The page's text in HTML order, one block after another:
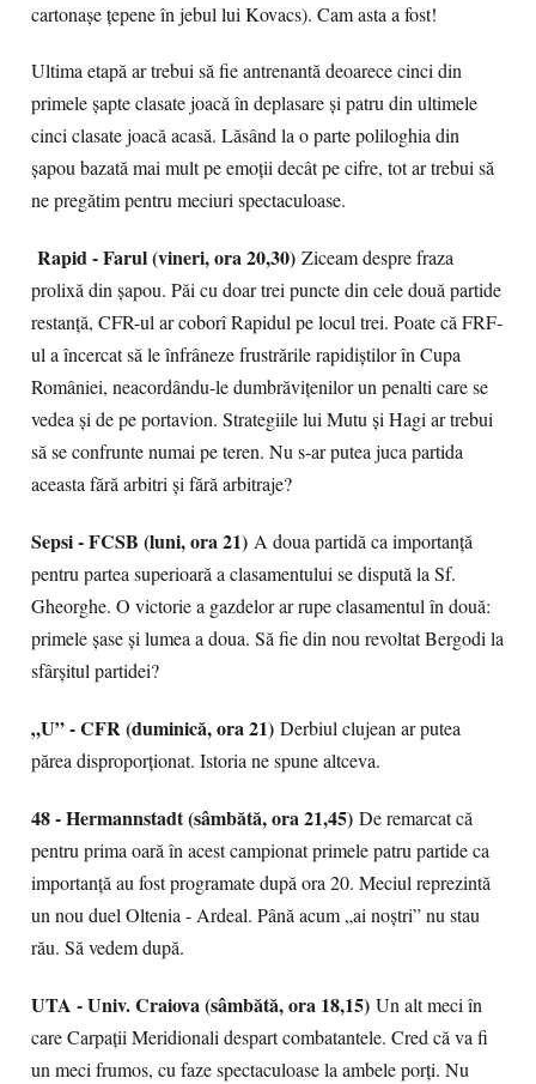
cartonașe țepene în jebul lui Kovacs). Cam asta a fost!
Ultima etapă ar trebui să fie antrenantă deoarece cinci din
primele șapte clasate joacă în deplasare și patru din ultimele
cinci clasate joacă acasă. Lăsând la o parte poliloghia din
șapou bazată mai mult pe emoții decât pe cifre, tot ar trebui să
ne pregătim pentru meciuri spectaculoase.
Rapid - Farul (vineri, ora 20,30) Ziceam despre fraza
prolixă din șapou. Păi cu doar trei puncte din cele două partide
restanță, CFR-ul ar coborî Rapidul pe locul trei. Poate că FRF-
ul a încercat să le înfrâneze frustrările rapidiștilor în Cupa
României, neacordându-le dumbrăvițenilor un penalti care se
vedea și de pe portavion. Strategiile lui Mutu și Hagi ar trebui
să se confrunte numai pe teren. Nu s-ar putea juca partida
aceasta fără arbitri și fără arbitraje?
Sepsi - FCSB (luni, ora 21) A doua partidă ca importanță
pentru partea superioară a clasamentului se dispută la Sf.
Gheorghe. O victorie a gazdelor ar rupe clasamentul în două:
primele șase și lumea a doua. Să fie din nou revoltat Bergodi la
sfârșitul partidei?
„U” - CFR (duminică, ora 21) Derbiul clujean ar putea
părea disproporționat. Istoria ne spune altceva.
48 - Hermannstadt (sâmbătă, ora 21,45) De remarcat că
pentru prima oară în acest campionat primele patru partide ca
importanță au fost programate după ora 20. Meciul reprezintă
un nou duel Oltenia - Ardeal. Până acum „ai noștri” nu stau
rău. Să vedem după.
UTA - Univ. Craiova (sâmbătă, ora 18,15) Un alt meci în
care Carpații Meridionali despart combatantele. Cred că va fi
un meci frumos, cu faze spectaculoase la ambele porți. Nu